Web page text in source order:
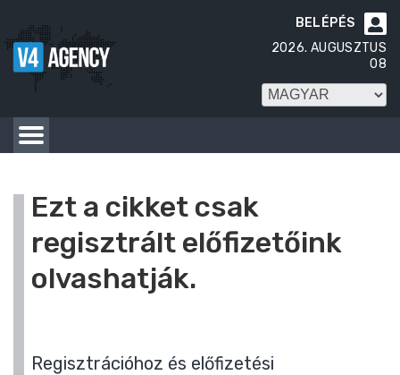

BELÉPÉS
2026. AUGUSZTUS
08
Ezt a cikket csak
regisztrált előfizetőink
olvashatják.
Regisztrációhoz és előfizetési